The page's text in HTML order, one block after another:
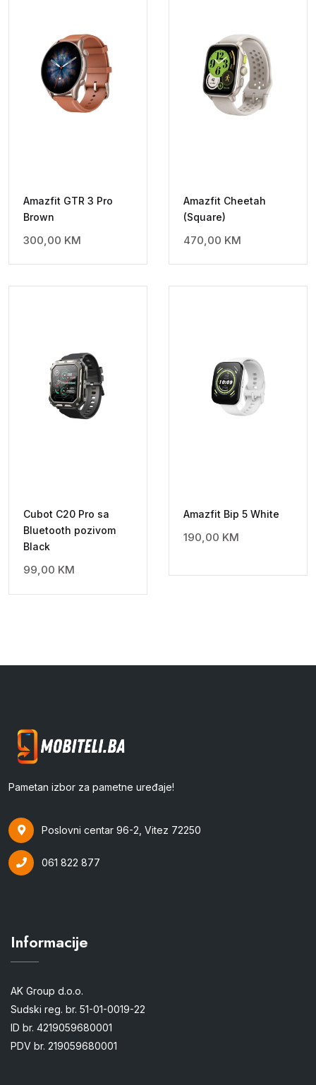
Amazfit GTR 3 Pro
Brown
300,00 KM
Amazfit Cheetah
(Square)
470,00 KM
Cubot C20 Pro sa
Bluetooth pozivom
Black
99,00 KM
Amazfit Bip 5 White
190,00 KM
Pametan izbor za pametne uređaje!
Poslovni centar 96-2, Vitez 72250
061 822 877
Informacije
AK Group d.o.o.
Sudski reg. br. 51-01-0019-22
ID br. 4219059680001
PDV br. 219059680001